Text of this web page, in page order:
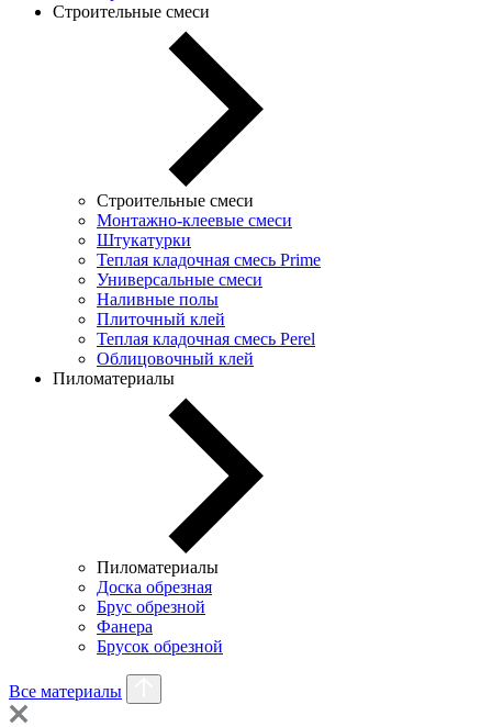
Строительные смеси
Строительные смеси
Монтажно-клеевые смеси
Штукатурки
Теплая кладочная смесь Prime
Универсальные смеси
Наливные полы
Плиточный клей
Теплая кладочная смесь Perel
Облицовочный клей
Пиломатериалы
Пиломатериалы
Доска обрезная
Брус обрезной
Фанера
Брусок обрезной
Все материалы